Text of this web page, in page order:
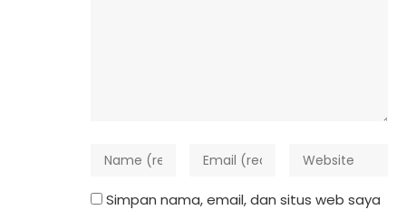
Simpan nama, email, dan situs web saya